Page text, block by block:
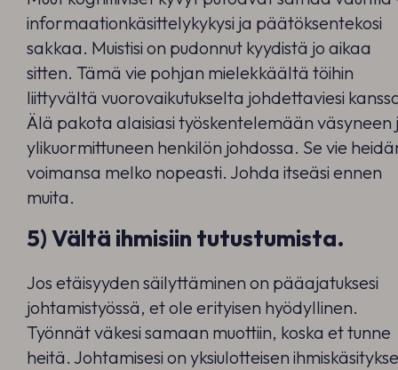
informaationkäsittelykykysi ja päätöksentekosi
sakkaa. Muistisi on pudonnut kyydistä jo aikaa
sitten. Tämä vie pohjan mielekkäältä töihin
liittyvältä vuorovaikutukselta johdettaviesi
Älä pakota alaisiasi työskentelemään väsyneen
ylikuormittuneen henkilön johdossa. Se vie
voimansa melko nopeasti. Johda itseäsi ennen
muita.
5) Vältä ihmisiin tutustumista.
Jos etäisyyden säilyttäminen on pääajatuksesi
johtamistyössä, et ole erityisen hyödyllinen.
Työnnät väkesi samaan muottiin, koska et tunne
heitä. Johtamisesi on yksiulotteisen